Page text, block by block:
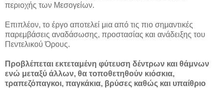
περιοχής των Μεσογείων.
Επιπλέον, το έργο αποτελεί μια από τις πιο σημαντικές
παρεμβάσεις αναδάσωσης, προστασίας και ανάδειξης του
Πεντελικού Όρους.
Προβλέπεται εκτεταμένη φύτευση δέντρων και θάμνων
ενώ μεταξύ άλλων, θα τοποθετηθούν κιόσκια,
τραπεζόπαγκοι, παγκάκια, βρύσες καθώς και υπαίθριο